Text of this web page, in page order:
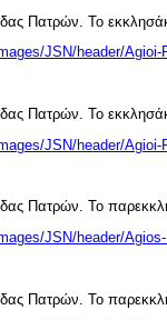
Πατρών. Το
JSN/header/
Πατρών. Το
JSN/header/
Πατρών. Το
JSN/header/
Πατρών. Το